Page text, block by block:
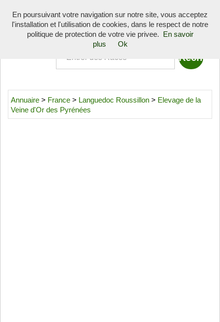
Toggle
Quoi
Annuaire > France > Languedoc Roussillon > Elevage de la
Veine d'Or des Pyrénées
En poursuivant votre navigation sur notre site, vous acceptez
l'installation et l'utilisation de cookies, dans le respect de notre
politique de protection de votre vie privee.
En savoir
plus
Ok